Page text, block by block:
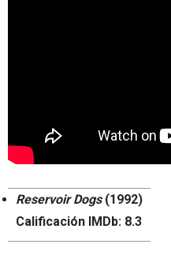
Reservoir Dogs(1992)
Calificación IMDb: 8.3